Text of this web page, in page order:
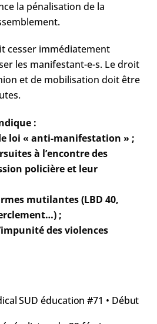
la pénalisation de la
cesser immédiatement
les manifestant-e-s. Le droit
et de mobilisation doit être
:
loi « anti-manifestation » ;
à l’encontre des
policière et leur
mutilantes (LBD 40,
;
des violences
SUD éducation #71 • Début